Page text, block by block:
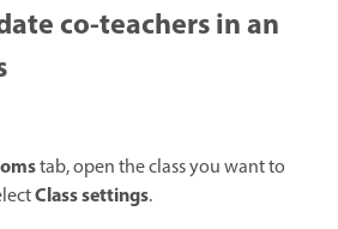
co-teachers in an
tab, open the class you want to
Class settings.